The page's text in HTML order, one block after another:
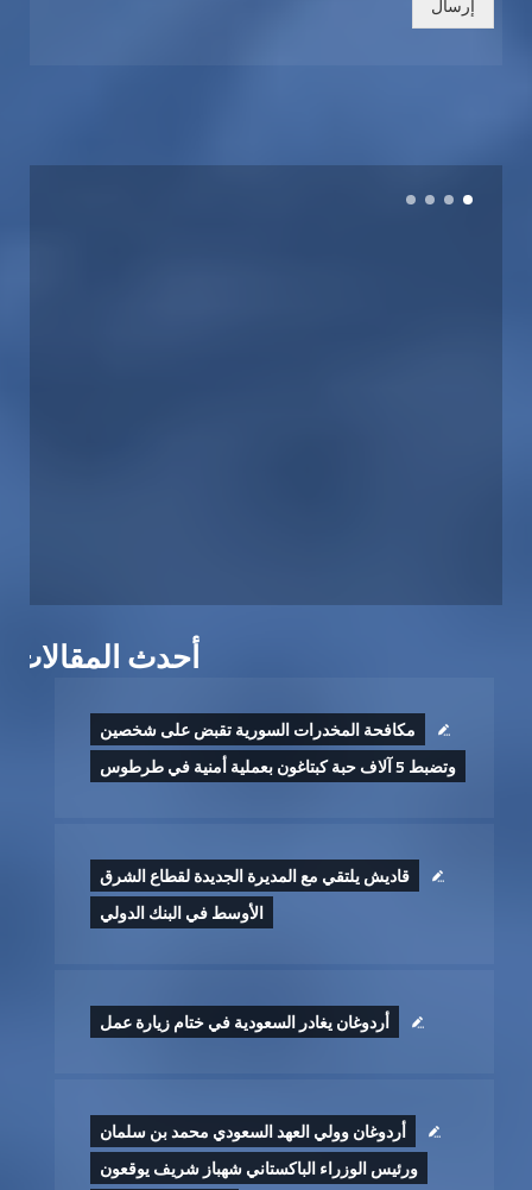
إرسال
أحدث المقالات
مكافحة المخدرات السورية تقبض على شخصين
وتضبط 5 آلاف حبة كبتاغون بعملية أمنية في طرطوس
قاديش يلتقي مع المديرة الجديدة لقطاع الشرق
الأوسط في البنك الدولي
أردوغان يغادر السعودية في ختام زيارة عمل
أردوغان وولي العهد السعودي محمد بن سلمان
ورئيس الوزراء الباكستاني شهباز شريف يوقعون